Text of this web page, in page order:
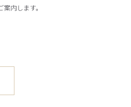
内します。